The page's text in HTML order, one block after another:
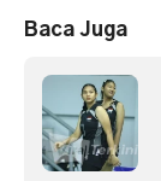
Baca Juga